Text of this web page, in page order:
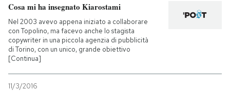
Cosa mi ha insegnato Kiarostami
Nel 2003 avevo appena iniziato a collaborare
con Topolino, ma facevo anche lo stagista
copywriter in una piccola agenzia di pubblicità
di Torino, con un unico, grande obiettivo
[Continua]
11/3/2016